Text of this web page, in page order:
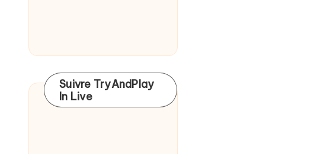
Suivre TryAndPlay
In Live